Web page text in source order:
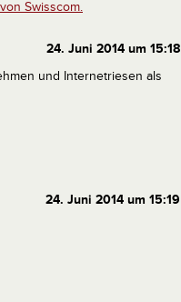
Swisscom.
24. Juni 2014 um 15:18
und Internetriesen als
24. Juni 2014 um 15:19